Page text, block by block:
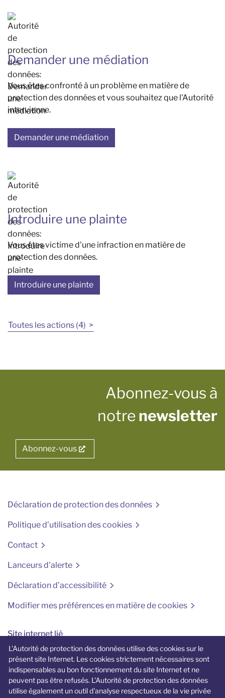
L'Autorité de protection des données utilise des cookies sur le
présent site Internet. Les cookies strictement nécessaires sont
indispensables au bon fonctionnement du site Internet et ne
peuvent pas être refusés. L'Autorité de protection des données
utilise également un outil d'analyse respectueux de la vie privée
Demander une médiation
Vous êtes confronté à un problème en matière de
protection des données et vous souhaitez que l'Autorité
intervienne.
Demander une médiation
Introduire une plainte
Vous êtes victime d'une infraction en matière de
protection des données.
Introduire une plainte
Toutes les actions (4) >
Abonnez-vous à
notrenewsletter
Abonnez-vous
Déclaration de protection des données
Politique d’utilisation des cookies
Contact
Lanceurs d'alerte
Déclaration d’accessibilité
Modifier mes préférences en matière de cookies
Site internet lié
jedecide.be
Un site Internet spécifique dédié aux
jeunes et à la vie privée.